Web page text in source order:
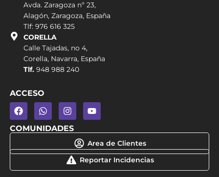
Avda. Zaragoza nº 23,
Alagón, Zaragoza, España
Tlf: 976 616 325
CORELLA
Calle Tajadas, no 4,
Corella, Navarra, España
Tlf. 948 988 240
ACCESO
COMUNIDADES
Area de Clientes
Reportar Incidencias